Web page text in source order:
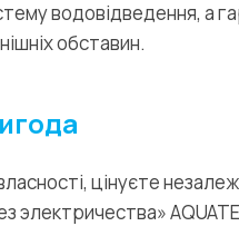
водовідведення, а
обставин.
цінуєте
электричества»